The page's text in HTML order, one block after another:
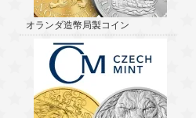
オランダ造幣局製コイン